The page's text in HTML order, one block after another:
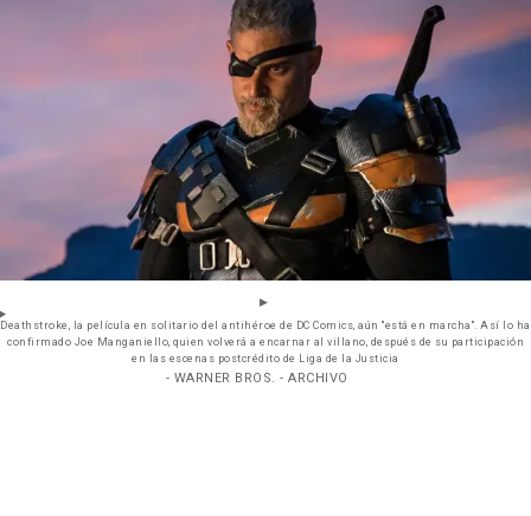
Deathstroke, la película en solitario del antihéroe de DC Comics, aún "está en marcha". Así lo ha
confirmado Joe Manganiello, quien volverá a encarnar al villano, después de su participación
en las escenas postcrédito de Liga de la Justicia
- WARNER BROS. - ARCHIVO